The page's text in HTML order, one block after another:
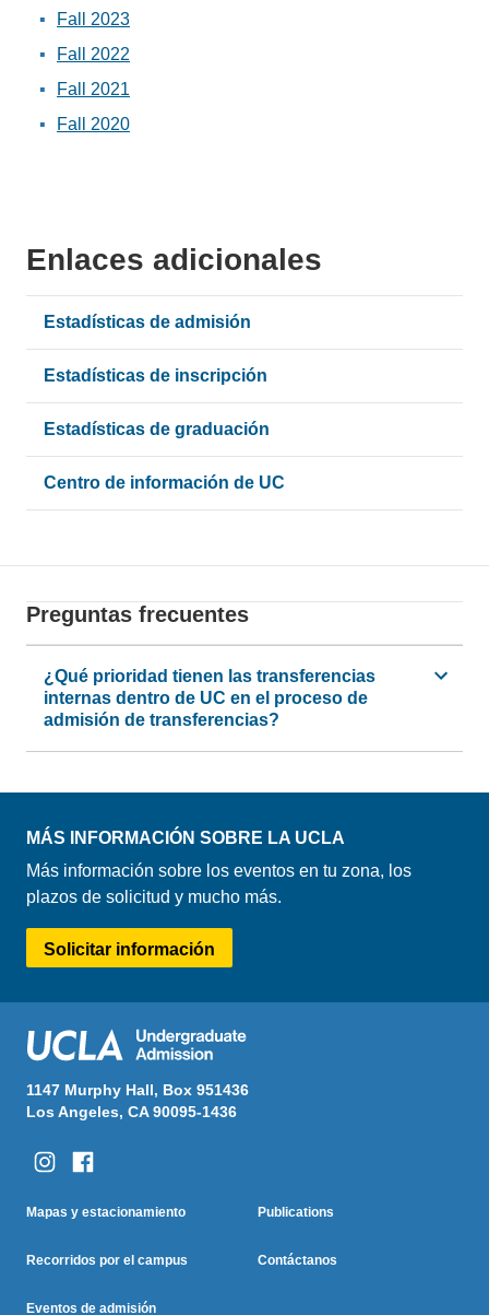
Fall 2023
Fall 2022
Fall 2021
Fall 2020
Enlaces adicionales
Estadísticas de admisión
Estadísticas de inscripción
Estadísticas de graduación
Centro de información de UC
Preguntas frecuentes
¿Qué prioridad tienen las transferencias
internas dentro de UC en el proceso de
admisión de transferencias?
MÁS INFORMACIÓN SOBRE LA UCLA
Más información sobre los eventos en tu zona, los
plazos de solicitud y mucho más.
Solicitar información
1147 Murphy Hall, Box 951436
Los Angeles, CA 90095-1436
Footer
Columna Uno
Mapas y estacionamiento
Recorridos por el campus
Eventos de admisión
Columna Dos
Publications
Contáctanos